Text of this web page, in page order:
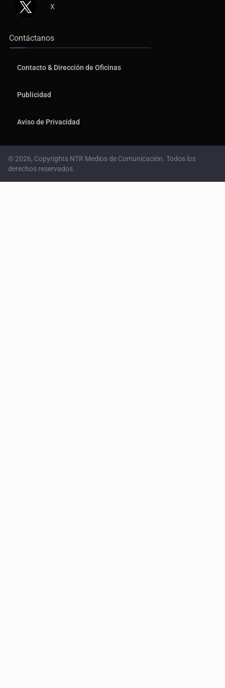
X
Contáctanos
Contacto & Dirección de Oficinas
Publicidad
Aviso de Privacidad
© 2026, Copyrights NTR Medios de Comunicación. Todos los
derechos reservados.